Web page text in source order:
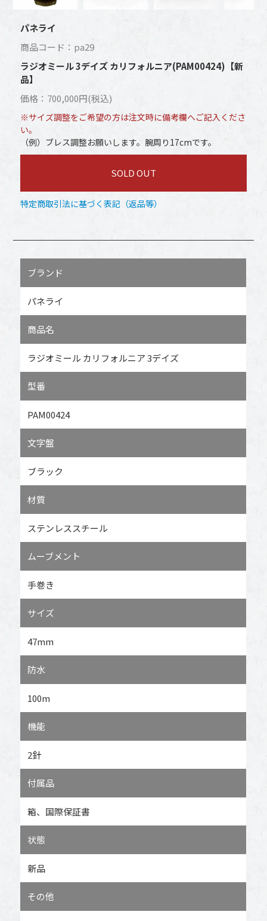
パネライ
商品コード：pa29
ラジオミール 3デイズ カリフォルニア(PAM00424)【新
品】
価格：700,000円(税込)
※サイズ調整をご希望の方は注文時に備考欄へご記入くださ
い。
（例）ブレス調整お願いします。腕周り17cmです。
SOLD OUT
特定商取引法に基づく表記（返品等）
ブランド
パネライ
商品名
ラジオミール カリフォルニア 3デイズ
型番
PAM00424
文字盤
ブラック
材質
ステンレススチール
ムーブメント
手巻き
サイズ
47mm
防水
100m
機能
2針
付属品
箱、国際保証書
状態
新品
その他